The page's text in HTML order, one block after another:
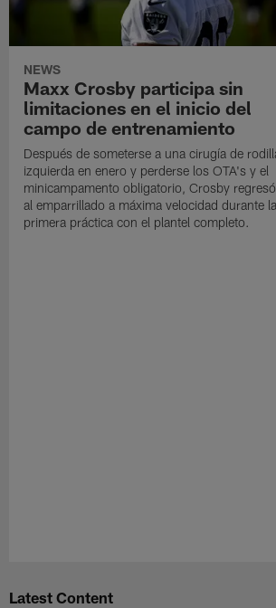
NEWS
Maxx Crosby participa sin
limitaciones en el inicio del
campo de entrenamiento
Después de someterse a una cirugía de
izquierda en enero y perderse los OTA's y el
minicampamento obligatorio, Crosby regresó
al emparrillado a máxima velocidad durante la
primera práctica con el plantel completo.
Latest Content